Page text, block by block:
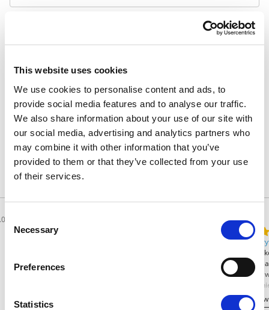
This website uses cookies
We use cookies to personalise content and ads, to
provide social media features and to analyse our traffic.
We also share information about your use of our site with
our social media, advertising and analytics partners who
may combine it with other information that you’ve
provided to them or that they’ve collected from your use
of their services.
Consent
Selection
Necessary
Preferences
Statistics
Pokaż:
Przedsiębiorcy tacy jak Ty
wybierają Voogo
Sprawdź dlaczego i dołącz do grona zadowolonych
Ola
czas
pewno
Czytaj